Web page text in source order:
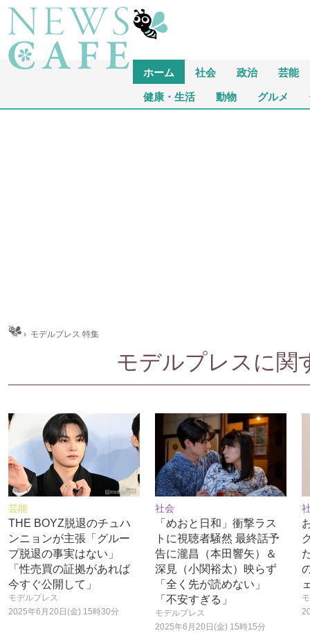
ホーム 社会 政治 芸能
健康・生活 動物 グルメ
› モデルプレス 特集
モデルプレスに関
芸能
THE BOYZ脱退のチュハ
ンニョンが主張「グルー
プ脱退の事実はない」
「性売買の証拠があれば
今すぐ公開して」
モデルプレス
2025年6月20日(金) 15時30分
社会
「めおと日和」衝撃ラス
トに視聴者騒然 最終話予
告に瀧昌（本田響矢）＆
深見（小関裕太）映らず
「全く先が読めない」
「不安すぎる」
モデルプレス
2025年6月20日(金) 15時15分